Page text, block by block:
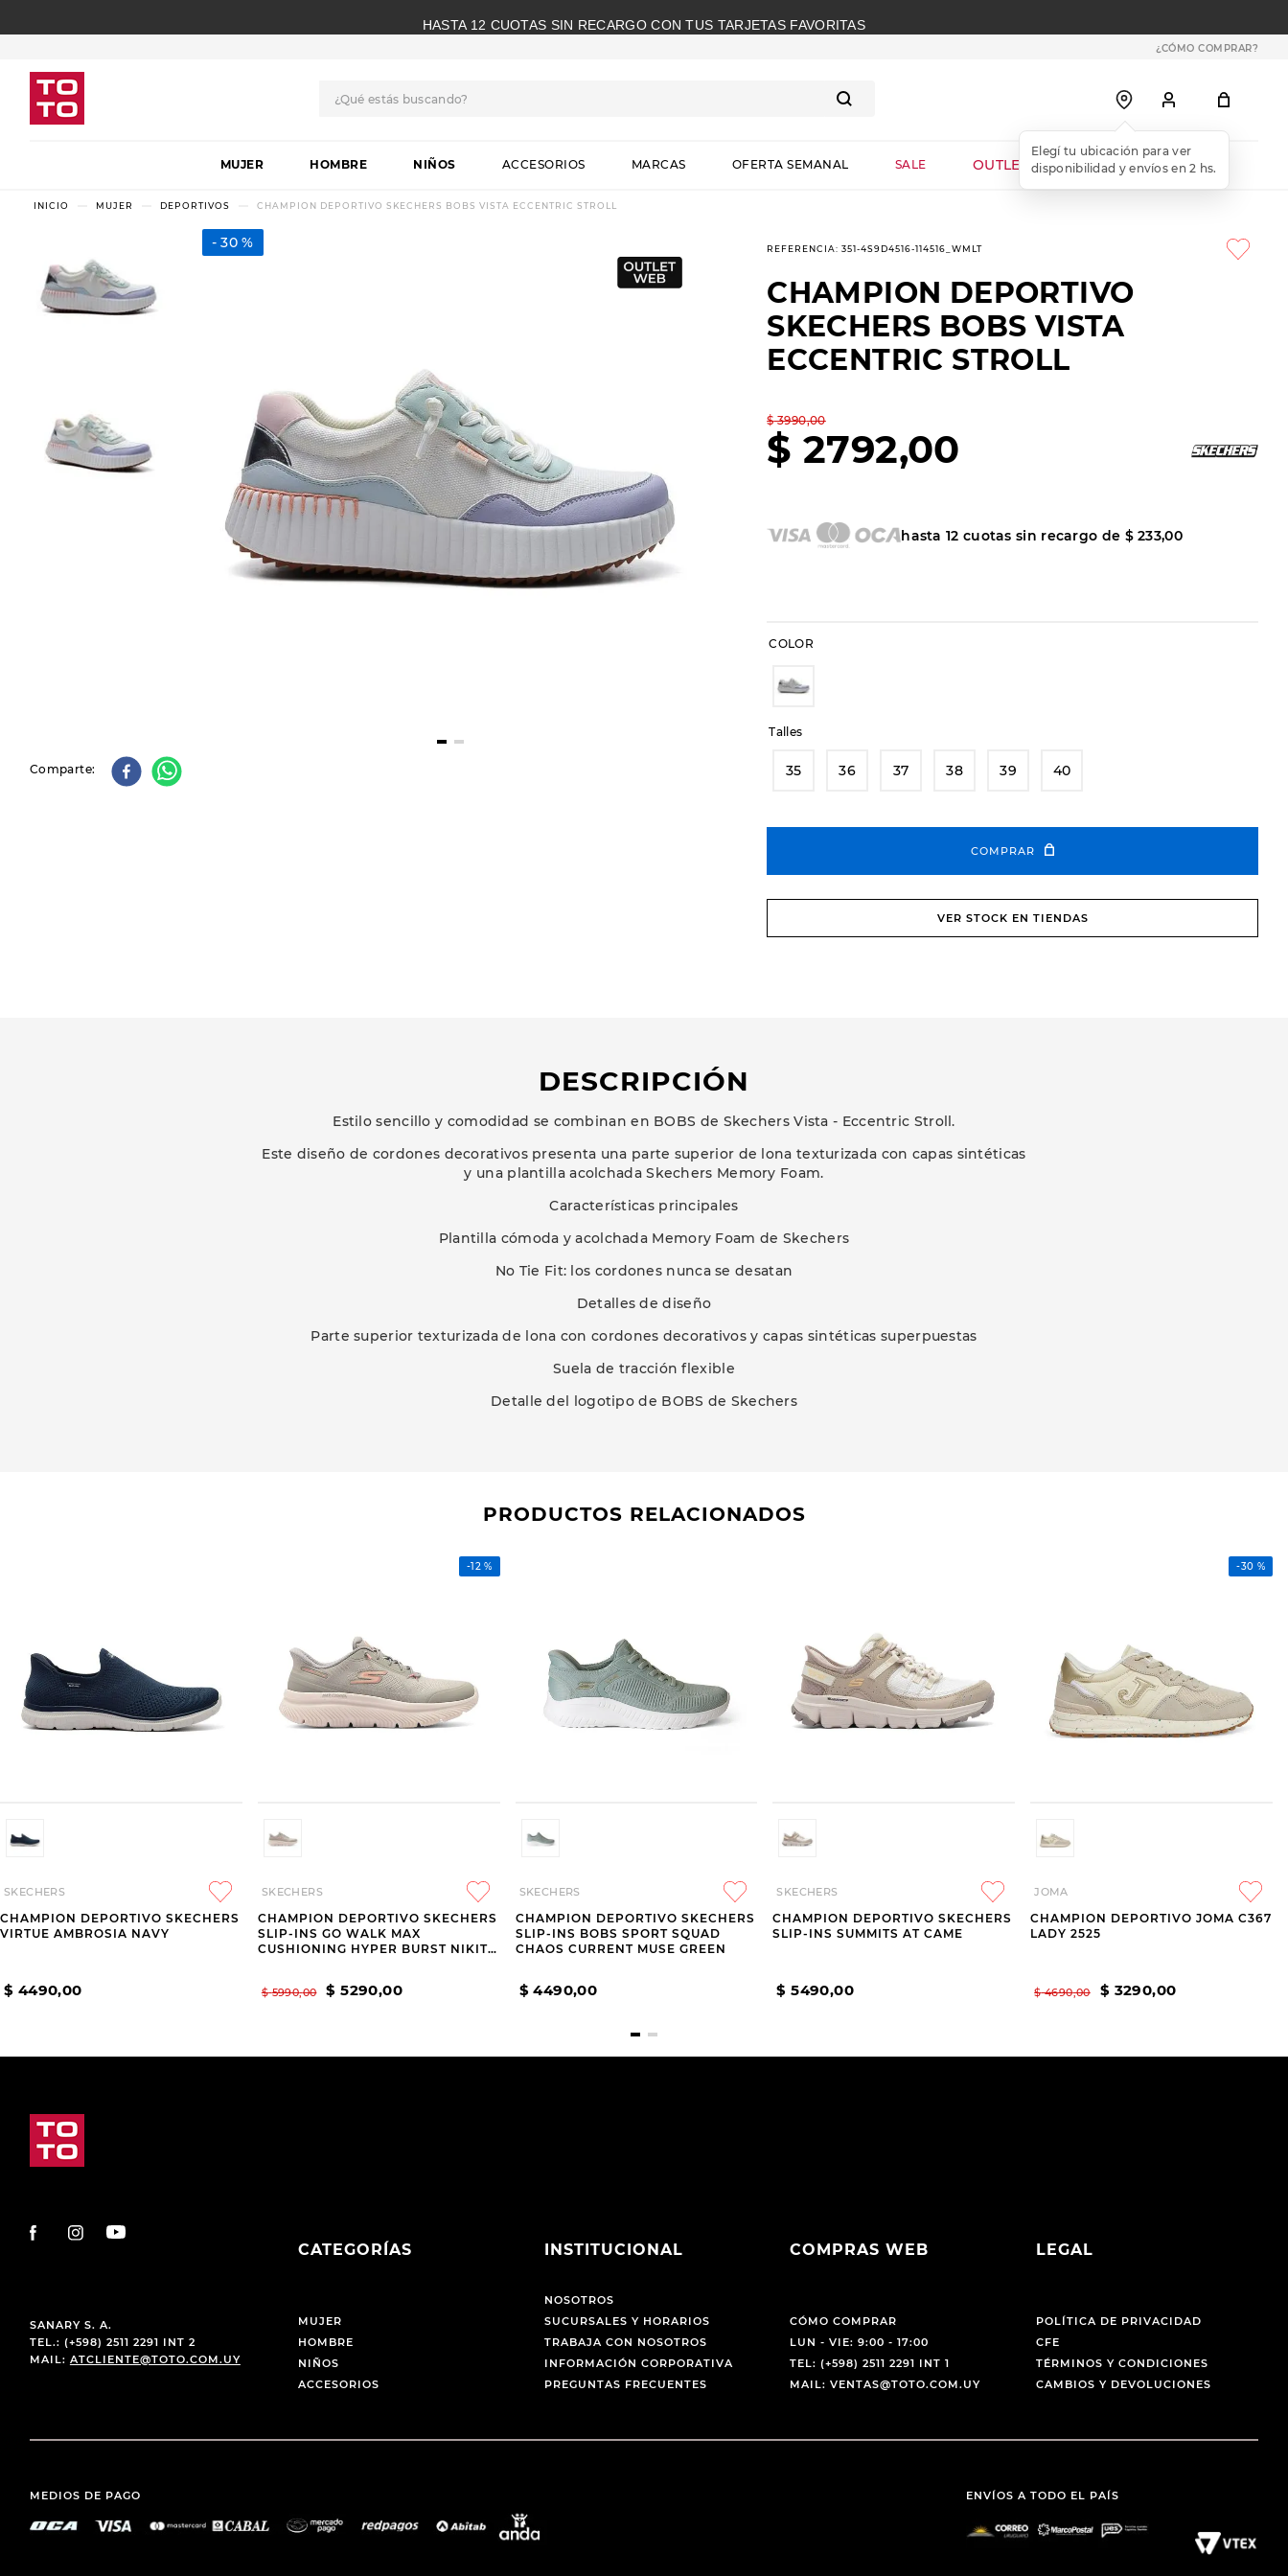
HASTA 12 CUOTAS SIN RECARGO CON TUS TARJETAS FAVORITAS
¿CÓMO COMPRAR?
MUJER HOMBRE NIÑOS ACCESORIOS MARCAS OFERTA SEMANAL SALE OUTLET WEB
MUJER DEPORTIVOS CHAMPION DEPORTIVO SKECHERS BOBS VISTA ECCENTRIC STROLL
30 %
Comparte
REFERENCIA:351-4S9D4516-114516_WMLT
CHAMPION DEPORTIVO
SKECHERS BOBS VISTA
ECCENTRIC STROLL
$ 3990,00
$ 2792,00
hasta12 cuotas sin recargo de $ 233,00
COLOR
Talles
35 36 37 38 39 40
COMPRAR
VER STOCK EN TIENDAS
DESCRIPCIÓN
Estilo sencillo y comodidad se combinan en BOBS de Skechers Vista - Eccentric Stroll.
Este diseño de cordones decorativos presenta una parte superior de lona texturizada con capas sintéticas
y una plantilla acolchada Skechers Memory Foam.
Características principales
Plantilla cómoda y acolchada Memory Foam de Skechers
No Tie Fit: los cordones nunca se desatan
Detalles de diseño
Parte superior texturizada de lona con cordones decorativos y capas sintéticas superpuestas
Suela de tracción flexible
Detalle del logotipo de BOBS de Skechers
PRODUCTOS RELACIONADOS
SKECHERS
CHAMPION DEPORTIVO SKECHERS
VIRTUE AMBROSIA NAVY
$ 4490,00
-12 %
SKECHERS
CHAMPION DEPORTIVO SKECHERS
SLIP-INS GO WALK MAX
CUSHIONING HYPER BURST NIKITA
$ 5990,00 $ 5290,00
SKECHERS
CHAMPION DEPORTIVO SKECHERS
SLIP-INS BOBS SPORT SQUAD
CHAOS CURRENT MUSE GREEN
$ 4490,00
SKECHERS
CHAMPION DEPORTIVO SKECHERS
SLIP-INS SUMMITS AT CAME
$ 5490,00
-30 %
JOMA
CHAMPION DEPORTIVO JOMA C367
LADY 2525
$ 4690,00 $ 3290,00
SANARY S. A.
TEL.: (+598) 2511 2291 INT 2
MAIL: ATCLIENTE@TOTO.COM.UY
CATEGORÍAS
MUJER
HOMBRE
NIÑOS
ACCESORIOS
INSTITUCIONAL
NOSOTROS
SUCURSALES Y HORARIOS
TRABAJA CON NOSOTROS
INFORMACIÓN CORPORATIVA
PREGUNTAS FRECUENTES
COMPRAS WEB
CÓMO COMPRAR
LUN - VIE: 9:00 - 17:00
TEL: (+598) 2511 2291 INT 1
MAIL: VENTAS@TOTO.COM.UY
LEGAL
POLÍTICA DE PRIVACIDAD
CFE
TÉRMINOS Y CONDICIONES
CAMBIOS Y DEVOLUCIONES
MEDIOS DE PAGO ENVÍOS A TODO EL PAÍS
1.
botas
.
skechers
3.
.
hitec
9.
slip-ins
10. botas dama